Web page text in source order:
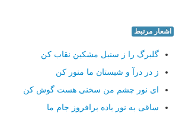
اشعار مرتبط
گلبرگ را ز سنبل مشکین نقاب کن
ز در درآ و شبستان ما منور کن
ای نور چشم من سخنی هست گوش کن
ساقی به نور باده برافروز جام ما